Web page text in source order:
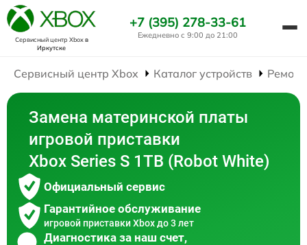
Сервисный центр Xboxв
Иркутске
+7 (395) 278-33-61
Ежедневно с 9:00 до 21:00
Сервисный центр Xbox Каталог устройств
Замена материнской платы
игровой приставки
Xbox Series S 1TB (Robot White)
Официальный сервис
Гарантийное обслуживание
игровой приставки Xbox до 3 лет
Диагностика за наш счет,